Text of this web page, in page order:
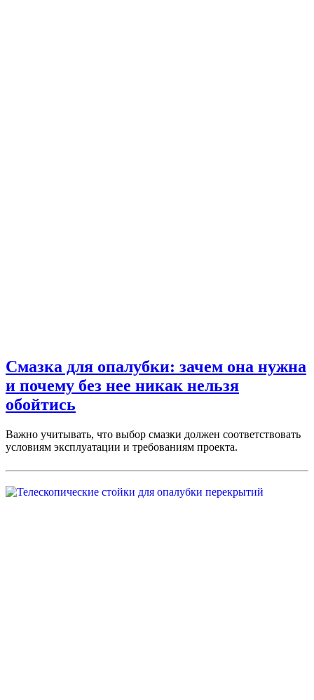
Смазка для опалубки: зачем она нужна
и почему без нее никак нельзя
обойтись
Важно учитывать, что выбор смазки должен соответствовать
условиям эксплуатации и требованиям проекта.